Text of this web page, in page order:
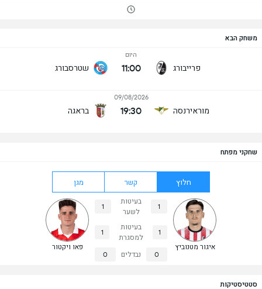
משחק הבא
פרייבורג
היום
11:00 שטרסבורג
מוראירנסה
09/08/2026
19:30 בראגה
שחקני מפתח
חלוץ קשר מגן
איגור מטנוביץ
1
בעיטות
לשער
1
1
בעיטות
למסגרת
1
0 נבדלים 0
פאו ויקטור
סטטיסטיקות